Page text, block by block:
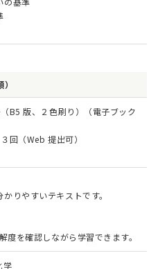
B5 版、２色刷り）（電子ブック
回（Web 提出可）
りやすいテキストです。
度を確認しながら学習できます。
学